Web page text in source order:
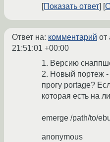
Показать ответ
Ответ на: комментарий от
21:51:01 +00:00
1. Версию
2. Новый портеж -
прогу portage?
которая есть на
emerge /path/to/
anonymous